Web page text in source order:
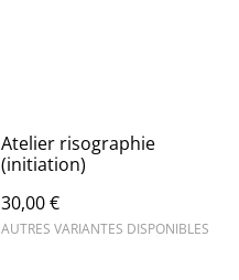
Atelier risographie
(initiation)
30,00 €
AUTRES VARIANTES DISPONIBLES